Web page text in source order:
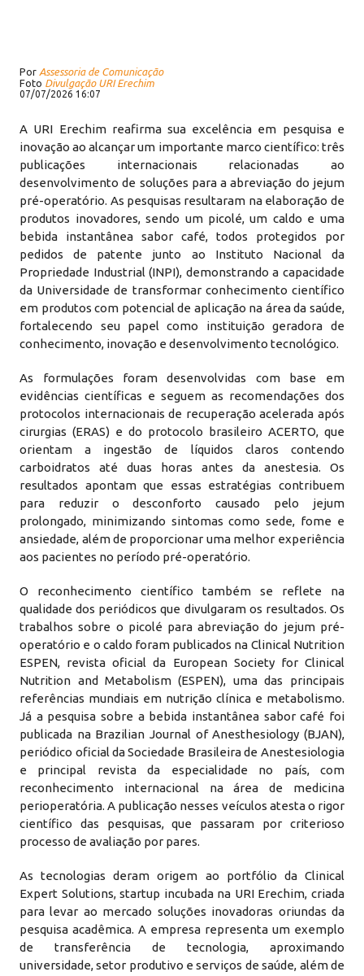
Por Assessoria de Comunicação
Foto Divulgação URI Erechim
07/07/2026 16:07
A URI Erechim reafirma sua excelência em pesquisa e
inovação ao alcançar um importante marco científico: três
publicações internacionais relacionadas ao
desenvolvimento de soluções para a abreviação do jejum
pré-operatório. As pesquisas resultaram na elaboração de
produtos inovadores, sendo um picolé, um caldo e uma
bebida instantânea sabor café, todos protegidos por
pedidos de patente junto ao Instituto Nacional da
Propriedade Industrial (INPI), demonstrando a capacidade
da Universidade de transformar conhecimento científico
em produtos com potencial de aplicação na área da saúde,
fortalecendo seu papel como instituição geradora de
conhecimento, inovação e desenvolvimento tecnológico.
As formulações foram desenvolvidas com base em
evidências científicas e seguem as recomendações dos
protocolos internacionais de recuperação acelerada após
cirurgias (ERAS) e do protocolo brasileiro ACERTO, que
orientam a ingestão de líquidos claros contendo
carboidratos até duas horas antes da anestesia. Os
resultados apontam que essas estratégias contribuem
para reduzir o desconforto causado pelo jejum
prolongado, minimizando sintomas como sede, fome e
ansiedade, além de proporcionar uma melhor experiência
aos pacientes no período pré-operatório.
O reconhecimento científico também se reflete na
qualidade dos periódicos que divulgaram os resultados. Os
trabalhos sobre o picolé para abreviação do jejum pré-
operatório e o caldo foram publicados na Clinical Nutrition
ESPEN, revista oficial da European Society for Clinical
Nutrition and Metabolism (ESPEN), uma das principais
referências mundiais em nutrição clínica e metabolismo.
Já a pesquisa sobre a bebida instantânea sabor café foi
publicada na Brazilian Journal of Anesthesiology (BJAN),
periódico oficial da Sociedade Brasileira de Anestesiologia
e principal revista da especialidade no país, com
reconhecimento internacional na área de medicina
perioperatória. A publicação nesses veículos atesta o rigor
científico das pesquisas, que passaram por criterioso
processo de avaliação por pares.
As tecnologias deram origem ao portfólio da Clinical
Expert Solutions, startup incubada na URI Erechim, criada
para levar ao mercado soluções inovadoras oriundas da
pesquisa acadêmica. A empresa representa um exemplo
de transferência de tecnologia, aproximando
universidade, setor produtivo e serviços de saúde, além de